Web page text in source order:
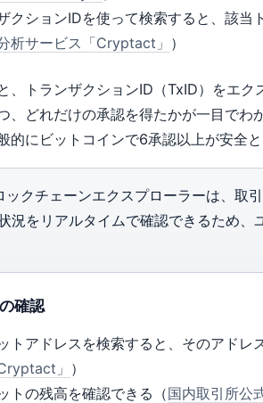
クションIDを使って検索すると、該
析サービス「Cryptact」 ）
、トランザクションID（TxID）をエク
、どれだけの承認を得たかが一目で
的にビットコインで6承認以上が安全
ックチェーンエクスプローラーは、取
況をリアルタイムで確認できるため
確認
トアドレスを検索すると、そのアドレ
」 ）
トの残高を確認できる（国内取引所公